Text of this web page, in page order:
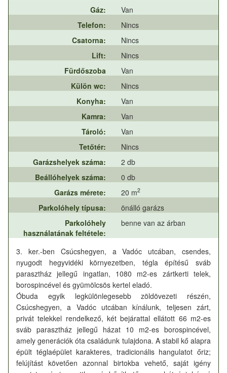
Gáz:
Van
Telefon:
Nincs
Csatorna:
Nincs
Lift:
Nincs
Fürdőszoba
Van
Külön wc:
Nincs
Konyha:
Van
Kamra:
Van
Tároló:
Van
Tetőtér:
Nincs
Garázshelyek száma:
2 db
Beállóhelyek száma:
0 db
Garázs mérete:
20 m2
Parkolóhely típusa:
önálló garázs
Parkolóhely
használatának feltétele:
benne van az árban
3. ker.-ben Csúcshegyen, a Vadóc utcában, csendes,
nyugodt hegyvidéki környezetben, tégla építésű sváb
parasztház jellegű ingatlan, 1080 m2-es zártkerti telek,
borospincével és gyümölcsös kertel eladó.
Óbuda egyik legkülönlegesebb zöldövezeti részén,
Csúcshegyen, a Vadóc utcában kínálunk, teljesen zárt,
privát telekkel rendelkező, két bejárattal ellátott 66 m2-es
sváb parasztház jellegű házat 10 m2-es borospincével,
amely generációk óta családunk tulajdona. A stabil kő alapra
épült téglaépület karakteres, tradicionális hangulatot őriz;
felújítást követően azonnal birtokba vehető, saját igény